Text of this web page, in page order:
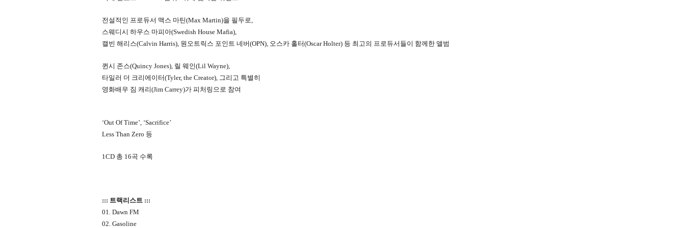
전설적인 프로듀서 맥스 마틴(Max Martin)을 필두로,
스웨디시 하우스 마피아(Swedish House Mafia),
캘빈 해리스(Calvin Harris), 원오트릭스 포인트 네버(OPN), 오스카 홀터(Oscar Holter) 등 최고의 프로듀서들이 함께한 앨범
퀸시 존스(Quincy Jones), 릴 웨인(Lil Wayne),
타일러 더 크리에이터(Tyler, the Creator), 그리고 특별히
영화배우 짐 캐리(Jim Carrey)가 피처링으로 참여
‘Out Of Time’, ‘Sacrifice’
Less Than Zero 등
1CD 총 16곡 수록
::: 트랙리스트 :::
01. Dawn FM
02. Gasoline